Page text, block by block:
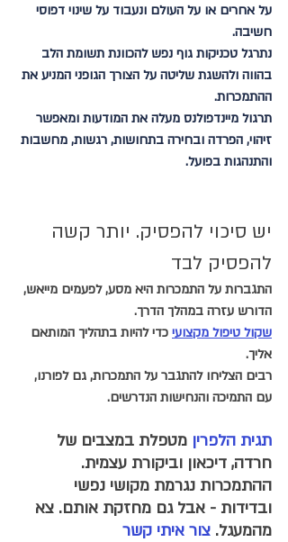
על אחרים או על העולם ונעבוד על שינוי דפוסי
חשיבה.
נתרגל טכניקות גוף נפש להכוונת תשומת הלב
בהווה ולהשגת שליטה על הצורך הגופני המניע את
ההתמכרות.
תרגול מיינדפולנס מעלה את המודעות ומאפשר
זיהוי, הפרדה ובחירה בתחושות, רגשות, מחשבות
והתנהגות בפועל.
יש סיכוי להפסיק. יותר קשה
להפסיק לבד
התגברות על התמכרות היא מסע, לפעמים מייאש,
הדורש עזרה במהלך הדרך.
שקול טיפול מקצועי כדי להיות בתהליך המותאם
אליך.
רבים הצליחו להתגבר על התמכרות, גם לפורנו,
עם התמיכה והנחישות הנדרשים.
תגית הלפרין מטפלת במצבים של
חרדה, דיכאון וביקורת עצמית.
ההתמכרות נגרמת מקושי נפשי
ובדידות - אבל גם מחזקת אותם. צא
מהמעגל. צור איתי קשר